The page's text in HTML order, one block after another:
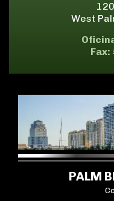
West
Fax:
PALM